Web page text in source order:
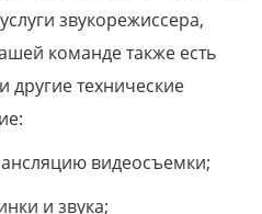
звукорежиссера,
команде также есть
технические
видеосъемки;
и звука;